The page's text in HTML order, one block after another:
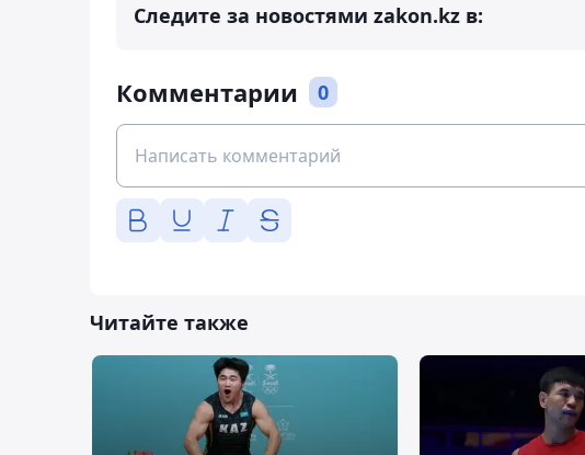
Следите за новостями zakon.kz в:
Комментарии 0
Читайте также